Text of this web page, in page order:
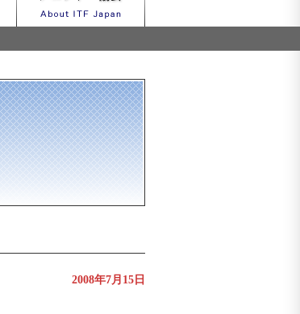
2008年7月15日